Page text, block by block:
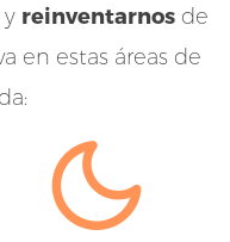
reinventarnosde
en estas áreas de